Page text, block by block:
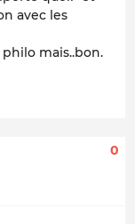
avec les
mais..bon.
0